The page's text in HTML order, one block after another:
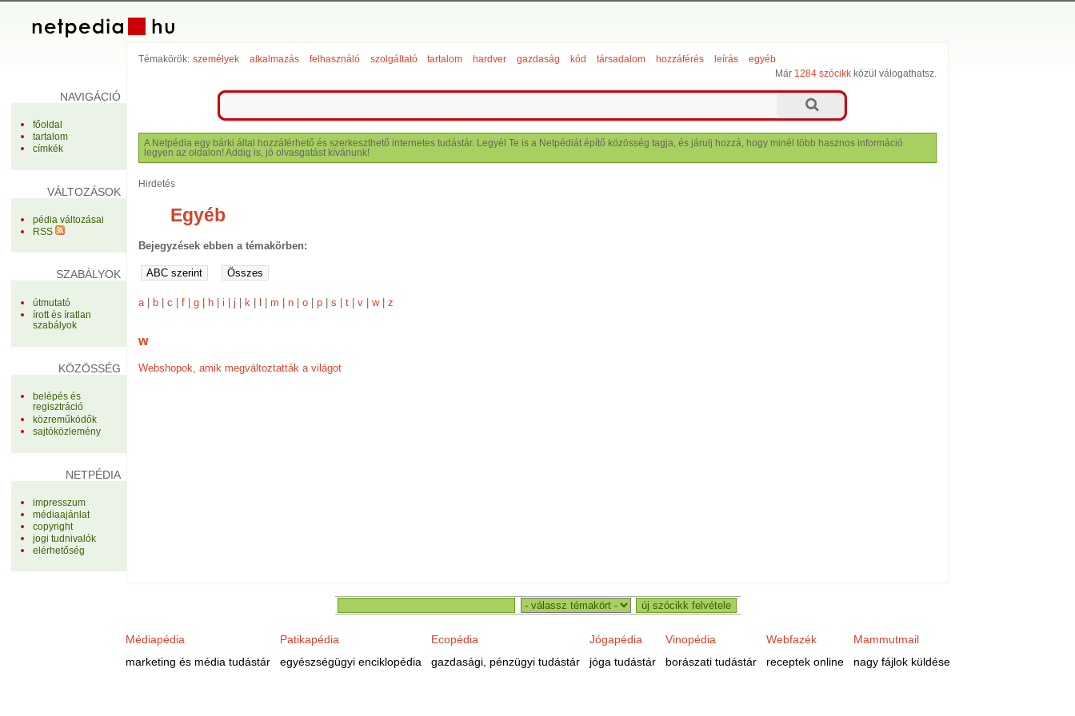
NAVIGÁCIÓ
főoldal
tartalom
címkék
VÁLTOZÁSOK
pédia változásai
RSS
SZABÁLYOK
útmutató
írott és íratlan
szabályok
KÖZÖSSÉG
belépés és
regisztráció
közreműködők
sajtóközlemény
NETPÉDIA
impresszum
médiaajánlat
copyright
jogi tudnivalók
elérhetőség
Témakörök: személyek alkalmazás felhasználó szolgáltató tartalom hardver gazdaság kód társadalom hozzáférés leírás
egyéb
Már 1284 szócikkközül válogathatsz.
A Netpédia egy bárki által hozzáférhető és szerkeszthető internetes tudástár. Legyél Te is a Netpédiát építő közösség tagja, és járulj hozzá, hogy minél több hasznos információ
legyen az oldalon! Addig is, jó olvasgatást kívánunk!
Hirdetés
Egyéb
Bejegyzések ebben a témakörben:
a| b |c |f |g h |i |j k |m |n |o |p |s |t |v |w|z
w
Webshopok, amik megváltoztatták a világot
Médiapédia Patikapédia Ecopédia Jógapédia Vinopédia Webfazék
Mammutmail
marketing és média tudástár
egyészségügyi enciklopédia gazdasági, pénzügyi tudástár jóga tudástár borászati tudástár receptek online nagy fájlok küldése